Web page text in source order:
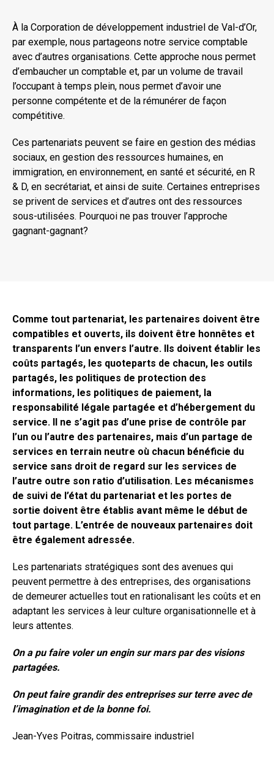
À la Corporation de développement industriel de Val-d’Or,
par exemple, nous partageons notre service comptable
avec d’autres organisations. Cette approche nous permet
d’embaucher un comptable et, par un volume de travail
l’occupant à temps plein, nous permet d’avoir une
personne compétente et de la rémunérer de façon
compétitive.
Ces partenariats peuvent se faire en gestion des médias
sociaux, en gestion des ressources humaines, en
immigration, en environnement, en santé et sécurité, en R
& D, en secrétariat, et ainsi de suite. Certaines entreprises
se privent de services et d’autres ont des ressources
sous-utilisées. Pourquoi ne pas trouver l’approche
gagnant-gagnant?
Comme tout partenariat, les partenaires doivent être
compatibles et ouverts, ils doivent être honnêtes et
transparents l’un envers l’autre. Ils doivent établir les
coûts partagés, les quoteparts de chacun, les outils
partagés, les politiques de protection des
informations, les politiques de paiement, la
responsabilité légale partagée et d’hébergement du
service. Il ne s’agit pas d’une prise de contrôle par
l’un ou l’autre des partenaires, mais d’un partage de
services en terrain neutre où chacun bénéficie du
service sans droit de regard sur les services de
l’autre outre son ratio d’utilisation. Les mécanismes
de suivi de l’état du partenariat et les portes de
sortie doivent être établis avant même le début de
tout partage. L’entrée de nouveaux partenaires doit
être également adressée.
Les partenariats stratégiques sont des avenues qui
peuvent permettre à des entreprises, des organisations
de demeurer actuelles tout en rationalisant les coûts et en
adaptant les services à leur culture organisationnelle et à
leurs attentes.
On a pu faire voler un engin sur mars par des visions
partagées.
On peut faire grandir des entreprises sur terre avec de
l’imagination et de la bonne foi.
Jean-Yves Poitras, commissaire industriel